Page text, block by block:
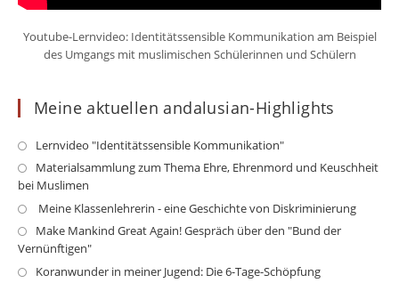
Youtube-Lernvideo: Identitätssensible Kommunikation am Beispiel
des Umgangs mit muslimischen Schülerinnen und Schülern
Meine aktuellen andalusian-Highlights
Lernvideo "Identitätssensible Kommunikation"Opens
in
new
Materialsammlung zum Thema Ehre, Ehrenmord und Keuschheit
bei Muslimen
Meine Klassenlehrerin - eine Geschichte von DiskriminierungOpens
Make Mankind Great Again! Gespräch über den "Bund der
Vernünftigen"
Koranwunder in meiner Jugend: Die 6-Tage-SchöpfungOpens